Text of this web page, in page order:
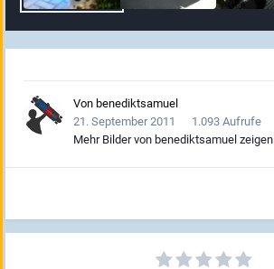
Von benediktsamuel
21. September 2011
1.093 Aufrufe
Mehr Bilder von benediktsamuel zeigen